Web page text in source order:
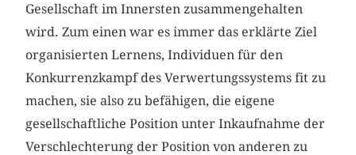
Gesellschaft im Innersten zusammengehalten
wird. Zum einen war es immer das erklärte Ziel
organisierten Lernens, Individuen für den
Konkurrenzkampf des Verwertungssystems fit zu
machen, sie also zu befähigen, die eigene
gesellschaftliche Position unter Inkaufnahme der
Verschlechterung der Position von anderen zu